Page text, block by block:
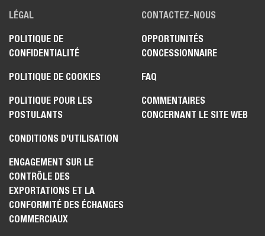
LÉGAL
POLITIQUE DE
CONFIDENTIALITÉ
POLITIQUE DE COOKIES
POLITIQUE POUR LES
POSTULANTS
CONDITIONS D'UTILISATION
ENGAGEMENT SUR LE
CONTRÔLE DES
EXPORTATIONS ET LA
CONFORMITÉ DES ÉCHANGES
COMMERCIAUX
CONTACTEZ-NOUS
OPPORTUNITÉS
CONCESSIONNAIRE
FAQ
COMMENTAIRES
CONCERNANT LE SITE WEB